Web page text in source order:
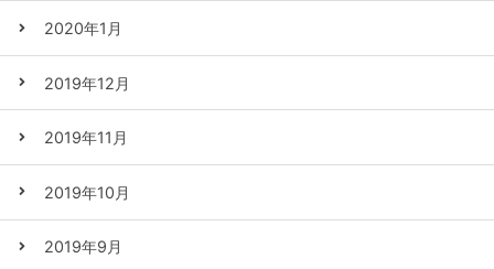
2020年1月
2019年12月
2019年11月
2019年10月
2019年9月